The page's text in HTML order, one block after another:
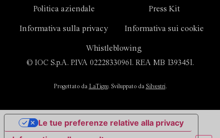
© IOC S.p.A. P.IVA 02228330961. REA MB 1393451.
Politica aziendale Press Kit
Informativa sulla privacy Informativa sui cookie
Whistleblowing
Progettato da LaTigre. Sviluppato da Silvestri.
Le tue preferenze relative alla privacy